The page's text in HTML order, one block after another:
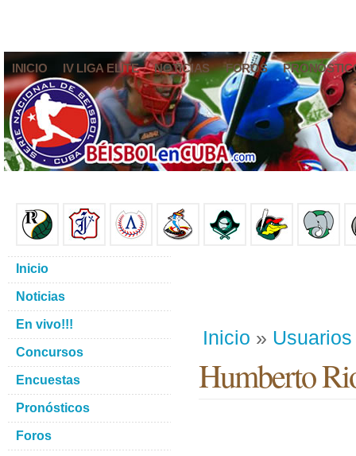
INICIO IV LIGA ELITE NOTICIAS FOROS
Inicio » Usuarios
Humberto
Inicio
Noticias
En vivo!!!
Concursos
Encuestas
Pronósticos
Foros